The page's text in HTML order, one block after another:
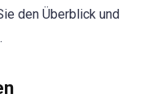
den Überblick und